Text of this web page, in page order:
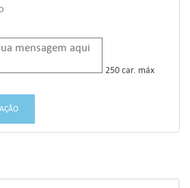
250 car. máx